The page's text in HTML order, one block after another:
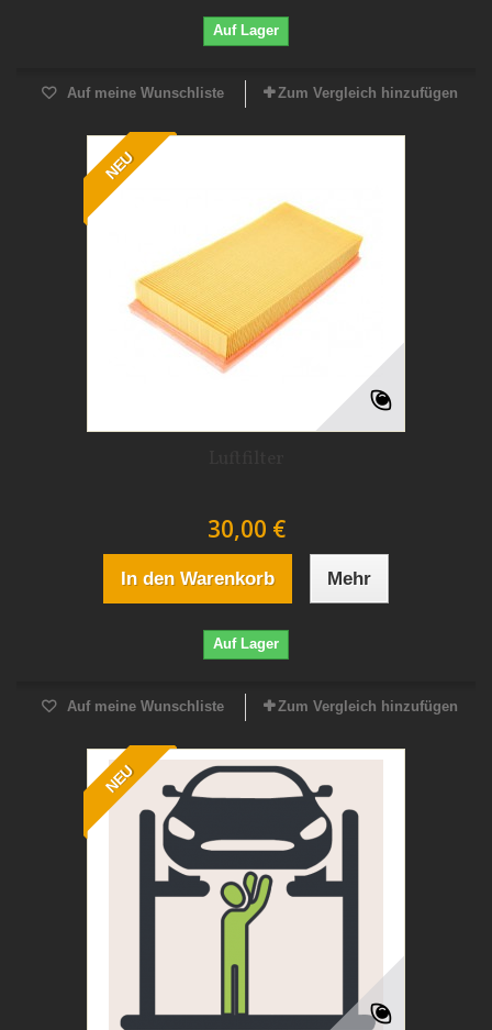
Auf Lager
Auf meine Wunschliste Zum Vergleich hinzufügen
NEU
30,00 €
In den Warenkorb Mehr
Auf Lager
Auf meine Wunschliste Zum Vergleich hinzufügen
NEU